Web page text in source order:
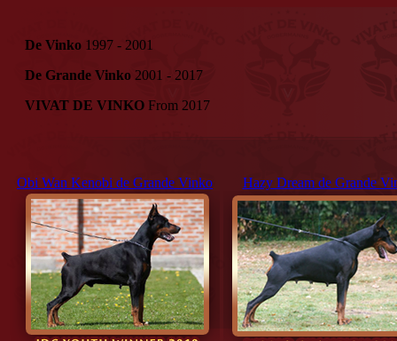
De Vinko 1997 - 2001
De Grande Vinko 2001 - 2017
VIVAT DE VINKO From 2017
Obi Wan Kenobi de Grande Vinko Hazy Dream de Grande